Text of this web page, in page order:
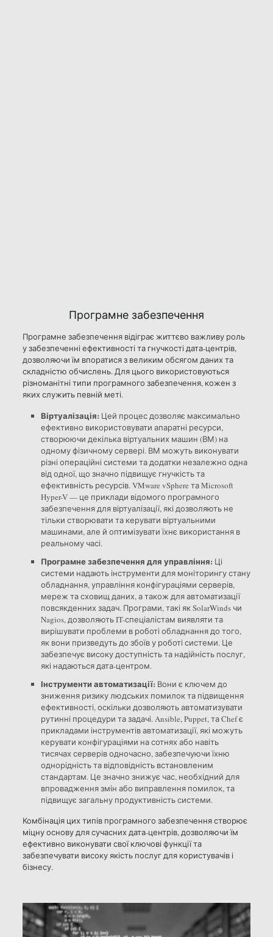
Програмне забезпечення
Програмне забезпечення відіграє життєво важливу роль
у забезпеченні ефективності та гнучкості дата-центрів,
дозволяючи їм впоратися з великим обсягом даних та
складністю обчислень. Для цього використовуються
різноманітні типи програмного забезпечення, кожен з
яких служить певній меті.
Віртуалізація: Цей процес дозволяє максимально
ефективно використовувати апаратні ресурси,
створюючи декілька віртуальних машин (ВМ) на
одному фізичному сервері. ВМ можуть виконувати
різні операційні системи та додатки незалежно одна
від одної, що значно підвищує гнучкість та
ефективність ресурсів. VMware vSphere та Microsoft
Hyper-V — це приклади відомого програмного
забезпечення для віртуалізації, які дозволяють не
тільки створювати та керувати віртуальними
машинами, але й оптимізувати їхнє використання в
реальному часі.
Програмне забезпечення для управління: Ці
системи надають інструменти для моніторингу стану
обладнання, управління конфігураціями серверів,
мереж та сховищ даних, а також для автоматизації
повсякденних задач. Програми, такі як SolarWinds чи
Nagios, дозволяють IT-спеціалістам виявляти та
вирішувати проблеми в роботі обладнання до того,
як вони призведуть до збоїв у роботі системи. Це
забезпечує високу доступність та надійність послуг,
які надаються дата-центром.
Інструменти автоматизації: Вони є ключем до
зниження ризику людських помилок та підвищення
ефективності, оскільки дозволяють автоматизувати
рутинні процедури та задачі. Ansible, Puppet, та Chef є
прикладами інструментів автоматизації, які можуть
керувати конфігураціями на сотнях або навіть
тисячах серверів одночасно, забезпечуючи їхню
однорідність та відповідність встановленим
стандартам. Це значно знижує час, необхідний для
впровадження змін або виправлення помилок, та
підвищує загальну продуктивність системи.
Комбінація цих типів програмного забезпечення створює
міцну основу для сучасних дата-центрів, дозволяючи їм
ефективно виконувати свої ключові функції та
забезпечувати високу якість послуг для користувачів і
бізнесу.